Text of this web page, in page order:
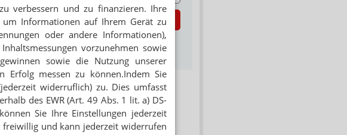
verbessern und zu finanzieren. Ihre
um Informationen auf Ihrem Gerät zu
oder andere Informationen),
vorzunehmen sowie
sowie die Nutzung unserer
Erfolg messen zu können.Indem Sie
widerruflich) zu. Dies umfasst
des EWR (Art. 49 Abs. 1 lit. a) DS-
Sie Ihre Einstellungen jederzeit
und kann jederzeit widerrufen
Jetzt abonnieren
Hinweis zum Newsletter &
Datenschutz